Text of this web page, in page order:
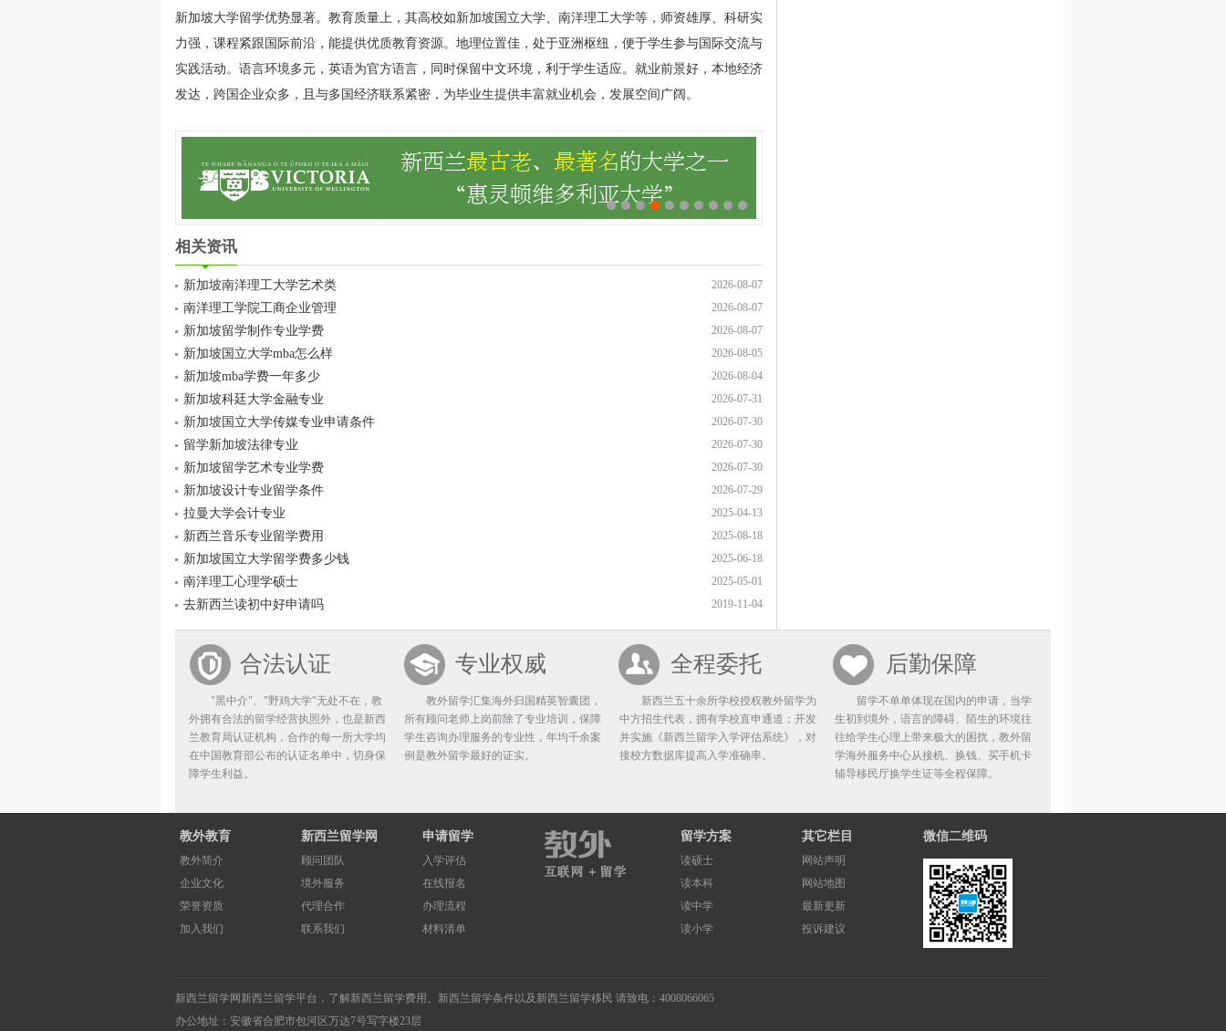
新加坡大学留学优势显著。教育质量上，其高校如新加坡国立大学、南洋理工大学等，师资雄厚、科研实
力强，课程紧跟国际前沿，能提供优质教育资源。地理位置佳，处于亚洲枢纽，便于学生参与国际交流与
实践活动。语言环境多元，英语为官方语言，同时保留中文环境，利于学生适应。就业前景好，本地经济
发达，跨国企业众多，且与多国经济联系紧密，为毕业生提供丰富就业机会，发展空间广阔。
相关资讯
2026-08-07
新加坡南洋理工大学艺术类
2026-08-07
南洋理工学院工商企业管理
2026-08-07
新加坡留学制作专业学费
2026-08-05
新加坡国立大学mba怎么样
2026-08-04
新加坡mba学费一年多少
2026-07-31
新加坡科廷大学金融专业
2026-07-30
新加坡国立大学传媒专业申请条件
2026-07-30
留学新加坡法律专业
2026-07-30
新加坡留学艺术专业学费
2026-07-29
新加坡设计专业留学条件
2025-04-13
拉曼大学会计专业
2025-08-18
新西兰音乐专业留学费用
2025-06-18
新加坡国立大学留学费多少钱
2025-05-01
南洋理工心理学硕士
2019-11-04
去新西兰读初中好申请吗
合法认证
"黑中介"、"野鸡大学"无处不在，教
外拥有合法的留学经营执照外，也是新西
兰教育局认证机构，合作的每一所大学均
在中国教育部公布的认证名单中，切身保
障学生利益。
专业权威
教外留学汇集海外归国精英智囊团，
所有顾问老师上岗前除了专业培训，保障
学生咨询办理服务的专业性，年均千余案
例是教外留学最好的证实。
全程委托
新西兰五十余所学校授权教外留学为
中方招生代表，拥有学校直申通道；开发
并实施《新西兰留学入学评估系统》，对
接校方数据库提高入学准确率。
后勤保障
留学不单单体现在国内的申请，当学
生初到境外，语言的障碍、陌生的环境往
往给学生心理上带来极大的困扰，教外留
学海外服务中心从接机、换钱、买手机卡
辅导移民厅换学生证等全程保障。
教外教育
教外简介
企业文化
荣誉资质
加入我们
新西兰留学网
顾问团队
境外服务
代理合作
联系我们
申请留学
入学评估
在线报名
办理流程
材料清单
留学方案
读硕士
读本科
读中学
读小学
其它栏目
网站声明
网站地图
最新更新
投诉建议
微信二维码
新西兰留学网 新西兰留学平台，了解新西兰留学费用 、 新西兰留学条件以及 新西兰留学移民 请致电：4008066065
办公地址：安徽省合肥市包河区万达7号写字楼23层